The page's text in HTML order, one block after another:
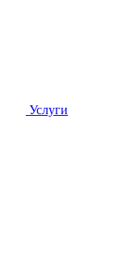
Услуги